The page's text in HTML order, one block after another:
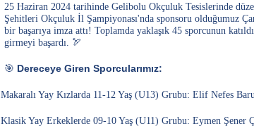
25 Haziran 2024 tarihinde Gelibolu Okçuluk Tesislerinde
Şehitleri Okçuluk İl Şampiyonası'nda sponsoru olduğumuz
bir başarıya imza attı! Toplamda yaklaşık 45 sporcunun
girmeyi başardı. 🏹
🎯 Dereceye Giren Sporcularımız:
Makaralı Yay Kızlarda 11-12 Yaş (U13) Grubu: Elif Nefes
Klasik Yay Erkeklerde 09-10 Yaş (U11) Grubu: Eymen Şener